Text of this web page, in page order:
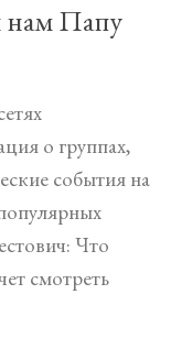
нам Папу
о группах,
события на
Что
смотреть